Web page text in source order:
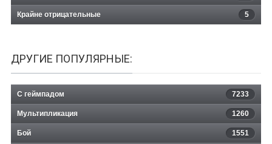
Крайне отрицательные 5
ДРУГИЕ ПОПУЛЯРНЫЕ:
С геймпадом 7233
Мультипликация 1260
Бой 1551